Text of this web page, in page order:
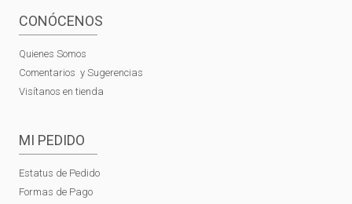
CONÓCENOS
Quienes Somos
Comentarios y Sugerencias
Visítanos en tienda
MI PEDIDO
Estatus de Pedido
Formas de Pago